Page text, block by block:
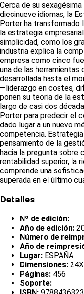
Cerca de su
diecinueve idiomas, la
Porter ha transformado
la estrategia
simplicidad, como los
industria explica la
empresa como cinco
una de las
desarrollada hasta el
—liderazgo en costes,
ponen su teoría de la
largo de casi dos
Porter para predecir el
dado lugar a un nuevo
competencia.
pensamiento de la
hacia la pregunta sobre
rentabilidad superior, la
comprende una
superada en el último
Detalles
Nº de edición:
Año de edición:
Número de
Año de
Lugar: ESPAÑA
Dimensiones:
Páginas: 456
Soporte:
ISBN: